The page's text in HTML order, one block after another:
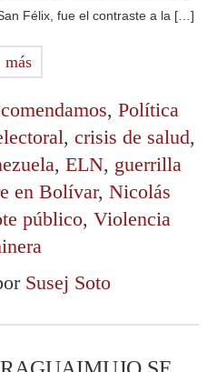
Félix, fue el contraste a la […]
más
, Política
, crisis de salud,
, ELN, guerrilla
en Bolívar, Nicolás
público, Violencia
Susej Soto